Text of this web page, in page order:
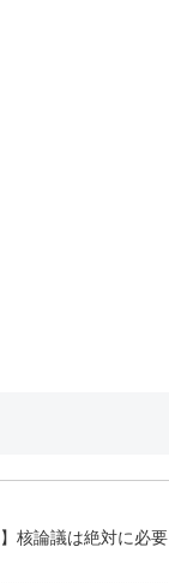
核論議は絶対に必要